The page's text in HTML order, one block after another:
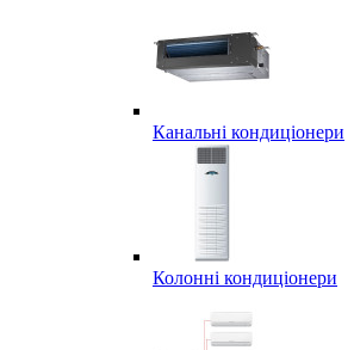
Канальні кондиціонери
Колонні кондиціонери